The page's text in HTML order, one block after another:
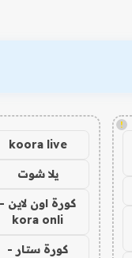
!
koora live
يلا شوت
كورة اون لاين -
kora onli
كورة ستار -